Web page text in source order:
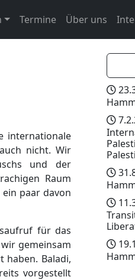
Termine Über uns
internationale
nicht. Wir
und der
Raum
paar davon
für das
gemeinsam
haben. Baladi,
vorgestellt